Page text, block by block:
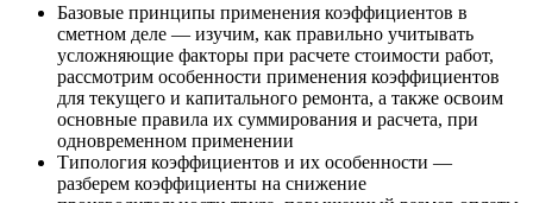
Базовые принципы применения коэффициентов в
сметном деле — изучим, как правильно учитывать
усложняющие факторы при расчете стоимости работ,
рассмотрим особенности применения коэффициентов
для текущего и капитального ремонта, а также освоим
основные правила их суммирования и расчета, при
одновременном применении
Типология коэффициентов и их особенности —
разберем коэффициенты на снижение